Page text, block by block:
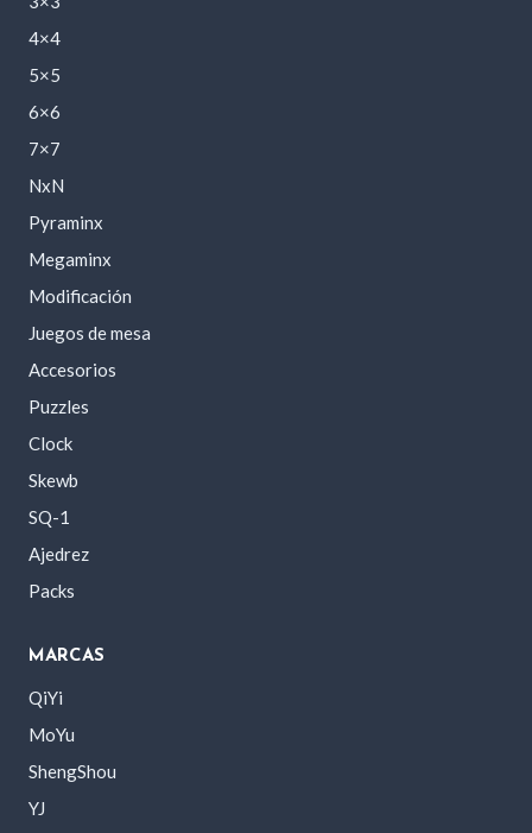
4×4
5×5
6×6
7×7
NxN
Pyraminx
Megaminx
Modificación
Juegos de mesa
Accesorios
Puzzles
Clock
Skewb
SQ-1
Ajedrez
Packs
MARCAS
QiYi
MoYu
ShengShou
YJ